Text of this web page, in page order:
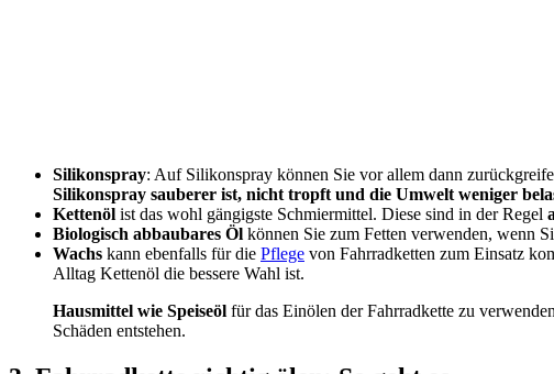
Silikonspray: Auf Silikonspray können Sie vor allem dann
Silikonspray sauberer ist, nicht tropft und die Umwelt weniger
Kettenöl ist das wohl gängigste Schmiermittel. Diese sind in der Regel
Biologisch abbaubares Öl können Sie zum Fetten verwenden, wenn
Wachs kann ebenfalls für die Pflege von Fahrradketten zum Einsatz
Alltag Kettenöl die bessere Wahl ist.
Hausmittel wie Speiseöl für das Einölen der Fahrradkette zu
Schäden entstehen.